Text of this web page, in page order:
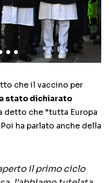
che il vaccino per
stato dichiarato
detto che “tutta Europa
ha parlato anche della
il primo ciclo